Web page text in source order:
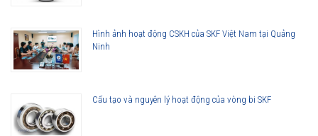
Hình ảnh hoạt động CSKH của SKF Việt Nam tại Quảng
Ninh
Cấu tạo và nguyên lý hoạt động của vòng bi SKF